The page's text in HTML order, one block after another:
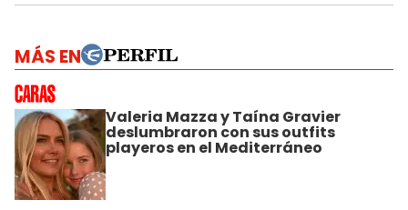
MÁS EN
Valeria Mazza y Taína Gravier
deslumbraron con sus outfits
playeros en el Mediterráneo